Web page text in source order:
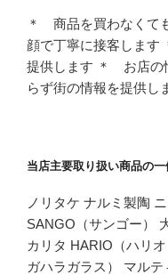
＊ 商品を買わなくて
顔で丁寧に接客しま
提供します ＊ お店の
らず街の情報を提供し
当店主要取り扱い商品の一
ノリタケ ナルミ製陶
SANGO（サンゴー）
カリタ HARIO（ハリ
ガハラガラス） マル